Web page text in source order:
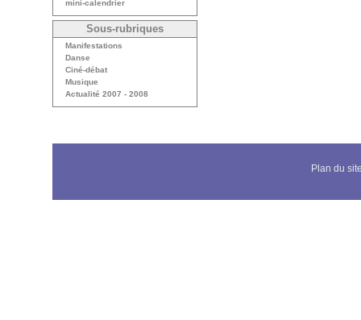
mini-calendrier
Sous-rubriques
Manifestations
Danse
Ciné-débat
Musique
Actualité 2007 - 2008
Plan du